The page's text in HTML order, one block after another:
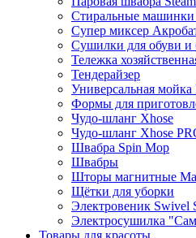
Стиральные
Супер миксер
Сушилки для обуви и
Тележка
Тендерайзер
Универсальная мойка
Формы для
Чудо-шланг Xhose
Чудо-шланг Xhose
Швабра Spin Mop
Швабры
Шторы магнитные
Щётки для уборки
Электровеник Swivel
Электросушилка
Товары для красоты